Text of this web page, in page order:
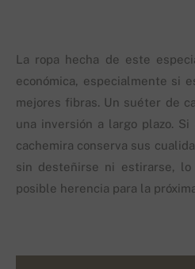
La ropa hecha de este
económica, especialmente si
mejores fibras. Un suéter de
una inversión a largo plazo.
cachemira conserva sus
sin desteñirse ni estirarse,
posible herencia para la